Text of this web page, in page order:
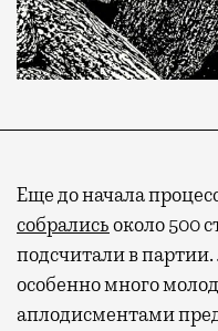
Еще до начала
собралисьоколо 500
подсчитали в
особенно много
аплодисментами